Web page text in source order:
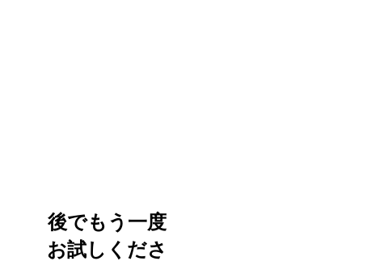
後でもう一度
お試しくださ